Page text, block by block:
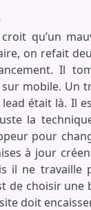
qu’un
on refait
Il
mobile. Un
était là. Il
la
pour
à jour
il ne travaille
de choisir une
doit